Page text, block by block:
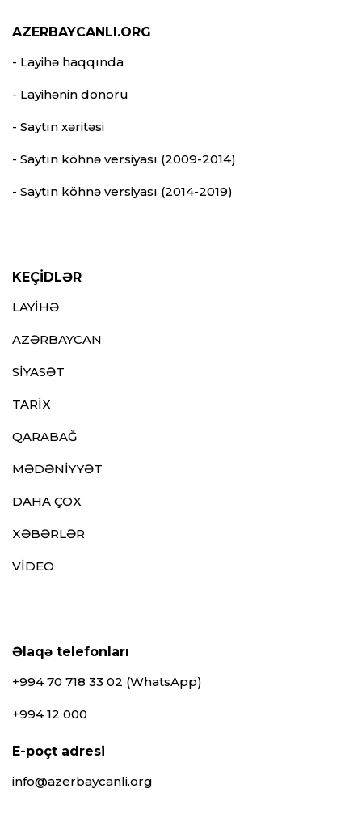
AZERBAYCANLI.ORG
- Layihə haqqında
- Layihənin donoru
- Saytın xəritəsi
- Saytın köhnə versiyası (2009-2014)
- Saytın köhnə versiyası (2014-2019)
KEÇİDLƏR
LAYİHƏ
AZƏRBAYCAN
SİYASƏT
TARİX
QARABAĞ
MƏDƏNİYYƏT
DAHA ÇOX
XƏBƏRLƏR
VİDEO
Əlaqə telefonları
+994 70 718 33 02 (WhatsApp)
+994 12 000
E-poçt adresi
info@azerbaycanli.org